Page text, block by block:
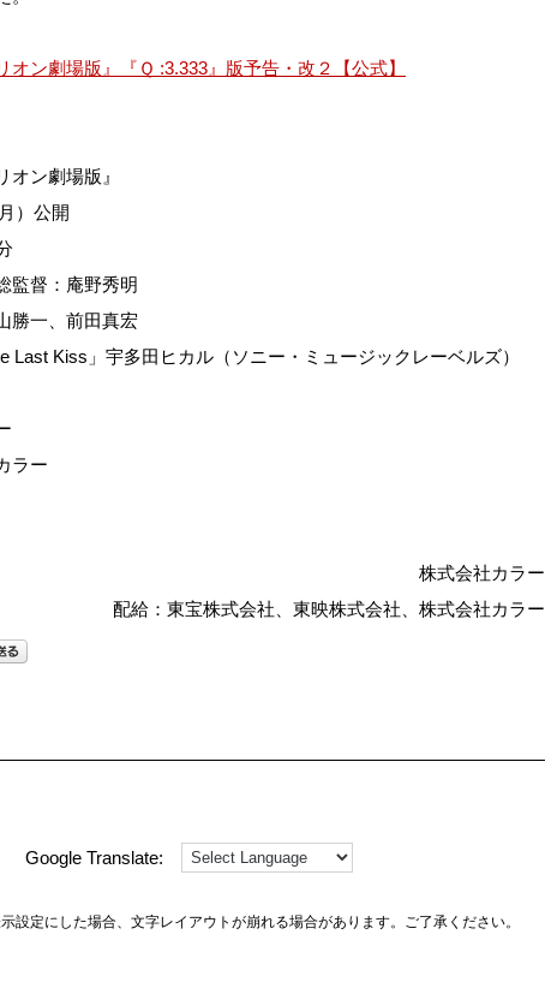
オン劇場版』『Ｑ :3.333』版予告・改２【公式】
オン劇場版』
）公開
監督：庵野秀明
勝一、前田真宏
Last Kiss」宇多田ヒカル（ソニー・ミュージックレーベルズ）
ラー
株式会社カラー
配給：東宝株式会社、東映株式会社、株式会社カラー
Google Translate:
設定にした場合、文字レイアウトが崩れる場合があります。ご了承ください。